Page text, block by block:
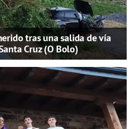
tras una salida de vía
Cruz (O Bolo)